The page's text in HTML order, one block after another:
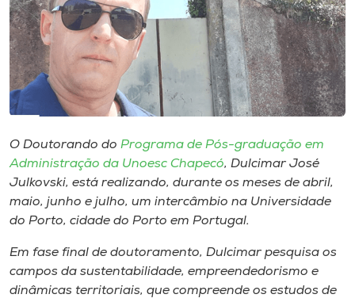
Rádio
Museu
Unoesc
Selecione
o idioma
O Doutorando do Programa de Pós-graduação em
Administração da Unoesc Chapecó, Dulcimar José
Julkovski, está realizando, durante os meses de abril,
maio, junho e julho, um intercâmbio na Universidade
do Porto, cidade do Porto em Portugal.
Em fase final de doutoramento, Dulcimar pesquisa os
campos da sustentabilidade, empreendedorismo e
dinâmicas territoriais, que compreende os estudos de